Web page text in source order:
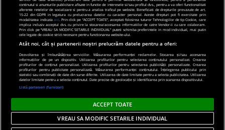
© 2019 PRO TV S.R.L |Politica de Cookie|Politica
de confidentialitate
continutul si anunturile publicitare afisate in functie de interesele si/sau profilul dvs., pentru a va oferi functionalitati
aferente retelelor de socializare si pentru a analiza traficul pe website. Beneficiati de drepturile prevazute de art.
15-22 din GDPR in legatura cu prelucrarea datelor cu caracter personal. Aceste drepturi pot fi exercitate prin
modalitatea indicata aici. Prin click pe “ACCEPT TOATE”, acceptati folosirea tuturor Tehnologiilor de tip Cookie, care
implica inclusiv acceptul dvs. cu privire la stocarea/accesarea informatiilor de catre Vendor-ii cu care colaboram.
Prin click pe “VREAU SA MODIFIC SETARILE INDIVIDUAL” puteti schimba preferintele in mod individual, mai putin
cele legate de cookie strict necesare pentru functionarea website-ului.
Atât noi, cât și partenerii noștri prelucrăm datele pentru a oferi:
Dezvoltarea și îmbunătățirea serviciilor. Măsurarea performanței reclamelor. Stocarea și/sau accesarea
informațiilor de pe un dispozitiv. Utilizarea profilurilor pentru selectarea conținutului personalizat. Crearea
profilurilor de conținut personalizat. Utilizarea profilurilor pentru selectarea publicității personalizate. Crearea
profilurilor pentru publicitate personalizată. Măsurarea performanței conținutului. Înțelegerea publicului prin
statistici sau combinații de date din surse diferite. Utilizarea de date limitate pentru a selecta publicitatea. Utilizarea
datelor limitate pentru a selecta conținutul. Date precise de geolocație și identificarea prin scanarea dispozitivului.
Listă parteneri (furnizori)
ACCEPT TOATE
VREAU SA MODIFIC SETARILE INDIVIDUAL